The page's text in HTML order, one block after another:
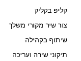
קליפ בקליק
צור שיר מקורי משלך
שיתוף בקהילה
תיקוני שירה ועריכה